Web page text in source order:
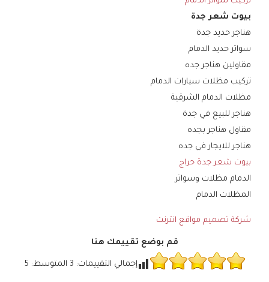
بيوت شعر جدة
هناجر حديد جدة
سواتر حديد الدمام
مقاولين هناجر جده
تركيب مظلات سيارات الدمام
مظلات الدمام الشرقية
هناجر للبيع في جدة
مقاول هناجر بجده
هناجر للايجار في جده
بيوت شعر جدة حراج
الدمام مظلات وسواتر
المظلات الدمام
شركة تصميم مواقع انترنت
قم بوضع تقييمك هنا
إجمالي التقييمات: 3 المتوسط: 5